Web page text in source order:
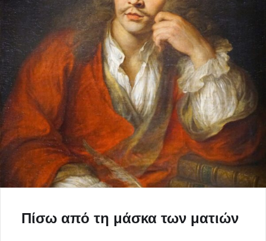
Πίσω από τη μάσκα των ματιών